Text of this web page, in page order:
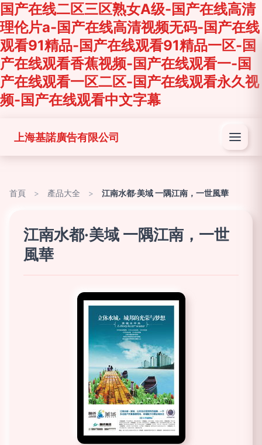
国产在线二区三区熟女A级-国产在线高清
理伦片a-国产在线高清视频无码-国产在线
观看91精品-国产在线观看91精品一区-国
产在线观看香蕉视频-国产在线观看一-国
产在线观看一区二区-国产在线观看永久视
频-国产在线观看中文字幕
上海基諾廣告有限公司
首頁 > 產品大全 > 江南水都·美域 一隅江南，一世風華
江南水都·美域 一隅江南，一世
風華